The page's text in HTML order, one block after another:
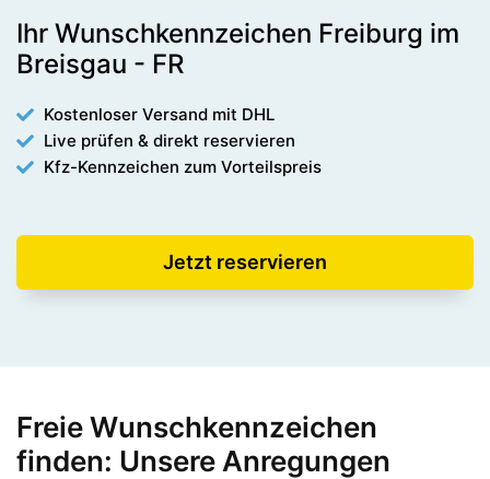
Ihr Wunschkennzeichen Freiburg im
Breisgau - FR
Kostenloser Versand mit DHL
Live prüfen & direkt reservieren
Kfz-Kennzeichen zum Vorteilspreis
Jetzt reservieren
Freie Wunschkennzeichen
finden: Unsere Anregungen